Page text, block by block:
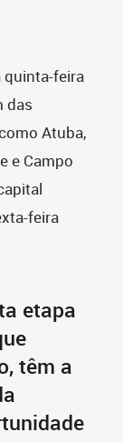
quinta-feira
das
Atuba,
e Campo
feira
etapa
têm a